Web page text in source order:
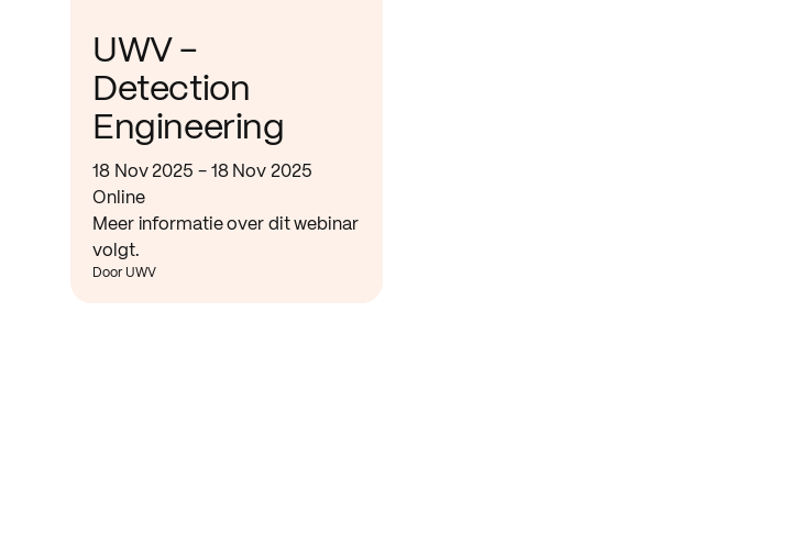
UWV -
Detection
Engineering
18 Nov 2025 - 18 Nov 2025
Online
Meer informatie over dit webinar
volgt.
Door UWV